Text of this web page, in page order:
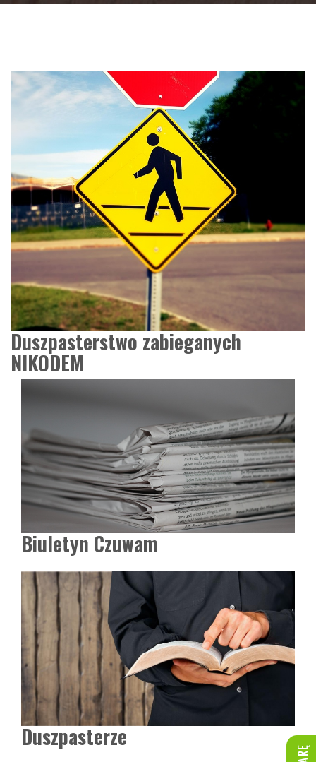
Duszpasterstwo zabieganych
NIKODEM
Biuletyn Czuwam
Duszpasterze